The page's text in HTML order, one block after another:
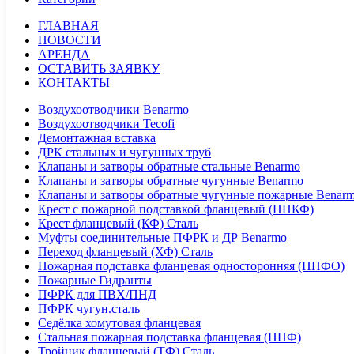
ГЛАВНАЯ
НОВОСТИ
АРЕНДА
ОСТАВИТЬ ЗАЯВКУ
КОНТАКТЫ
Воздухоотводчики Benarmo
Воздухоотводчики Tecofi
Демонтажная вставка
ДРК стальных и чугунных труб
Клапаны и затворы обратные стальные Benarmo
Клапаны и затворы обратные чугунные Benarmo
Клапаны и затворы обратные чугунные пожарные
Крест с пожарной подставкой фланцевый (ППКФ)
Крест фланцевый (КФ) Сталь
Муфты соединительные ПФРК и ДР Benarmo
Переход фланцевый (ХФ) Сталь
Пожарная подставка фланцевая односторонняя (ППФО)
Пожарные Гидранты
ПФРК для ПВХ/ПНД
ПФРК чугун.сталь
Седёлка хомутовая фланцевая
Стальная пожарная подставка фланцевая (ППФ)
Тройник фланцевый (ТФ) Сталь